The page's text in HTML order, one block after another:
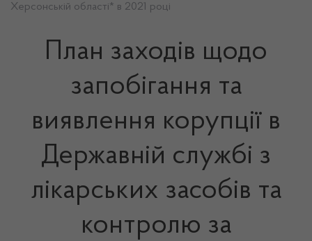
Херсонській області* в 2021 році
План заходів щодо
запобігання та
виявлення корупції в
Державній службі з
лікарських засобів та
контролю за